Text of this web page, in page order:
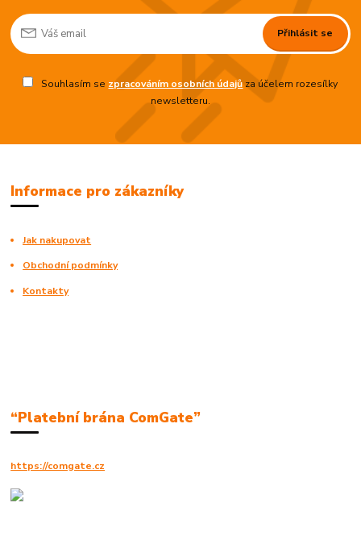
Přihlásit se
Souhlasím se zpracováním osobních údajůza účelem rozesílky
newsletteru.
Informace pro zákazníky
Jak nakupovat
Obchodní podmínky
Kontakty
“Platební brána ComGate”
https://comgate.cz